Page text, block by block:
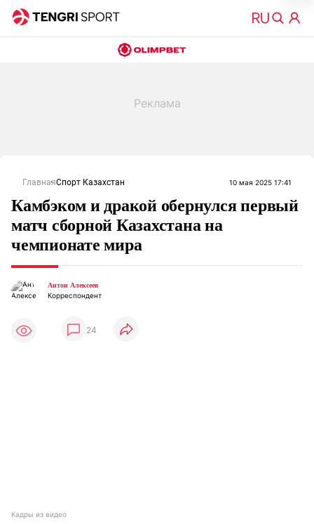
ГлавнаяСпорт Казахстан 10 мая 2025 17:41
Камбэком и дракой обернулся первый
матч сборной Казахстана на
чемпионате мира
Антон Алексеев
Корреспондент
24
Кадры из видео